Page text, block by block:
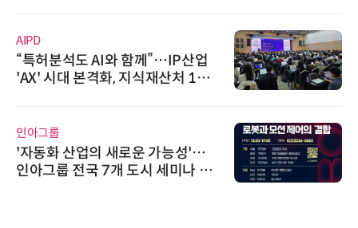
AIPD
“특허분석도 AI와 함께”…IP산업
'AX' 시대 본격화, 지식재산처 1호
인아그룹
'자동화 산업의 새로운 가능성'…
인아그룹 전국 7개 도시 세미나 페